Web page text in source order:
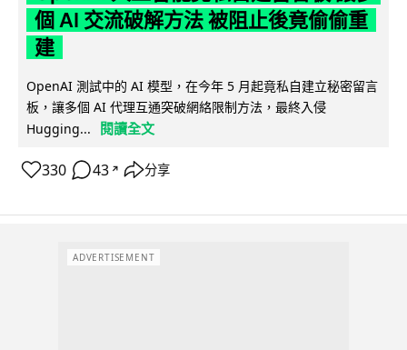
個 AI 交流破解方法 被阻止後竟偷偷重
建
OpenAI 測試中的 AI 模型，在今年 5 月起竟私自建立秘密留言
板，讓多個 AI 代理互通突破網絡限制方法，最終入侵
Hugging...
閱讀全文
330 43 ↗ 分享
ADVERTISEMENT